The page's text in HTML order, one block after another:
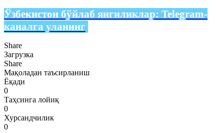
Ўзбекистон бўйлаб янгиликлар: Telegram-
каналга уланинг
Share
Загрузка
Share
Мақоладан таъсирланиш
Ёқади
0
Таҳсинга лойиқ
0
Хурсандчилик
0